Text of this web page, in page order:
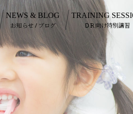
NEWS & BLOG
お知らせ / ブログ
TRAINING
DＲ向け特別講習